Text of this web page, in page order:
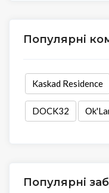
Популярні
Kaskad Residence
DOCK32
Популярні